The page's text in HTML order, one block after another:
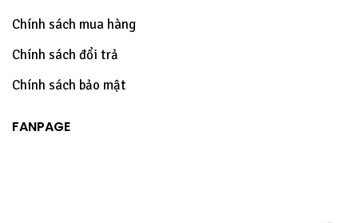
Chính sách mua hàng
Chính sách đổi trả
Chính sách bảo mật
FANPAGE